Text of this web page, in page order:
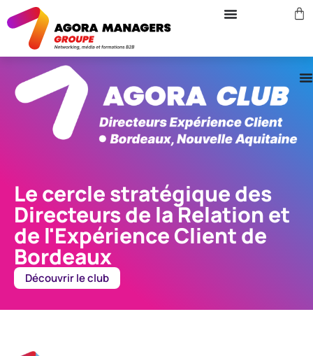
Le cercle stratégique des
Directeurs de la Relation et
de l'Expérience Client de
Bordeaux
Découvrir le club